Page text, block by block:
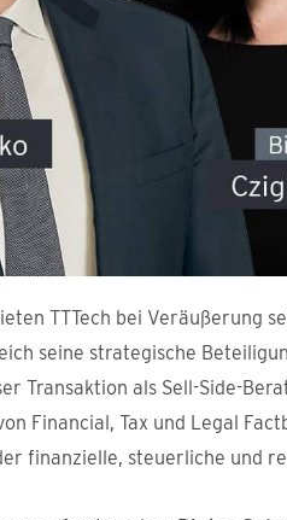
TTTech bei Veräußerung
seine strategische
Transaktion als Sell-Side-
Financial, Tax und Legal
finanzielle, steuerliche und